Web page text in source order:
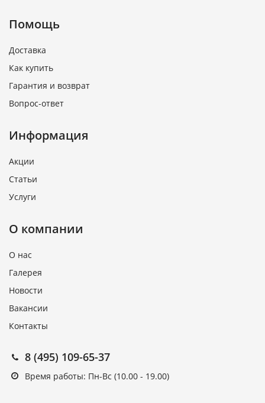
Помощь
Доставка
Как купить
Гарантия и возврат
Вопрос-ответ
Информация
Акции
Статьи
Услуги
О компании
О нас
Галерея
Новости
Вакансии
Контакты
8 (495) 109-65-37
Время работы: Пн-Вс (10.00 - 19.00)